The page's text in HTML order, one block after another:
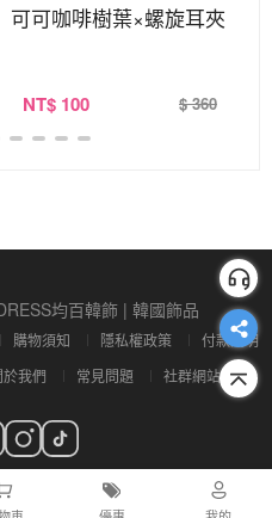
可可咖啡樹葉×螺旋耳夾
NT$ 100 $ 360
均百韓飾 | 韓國飾品
購物須知 隱私權政策
付款說明
於我們 常見問題 社群網站